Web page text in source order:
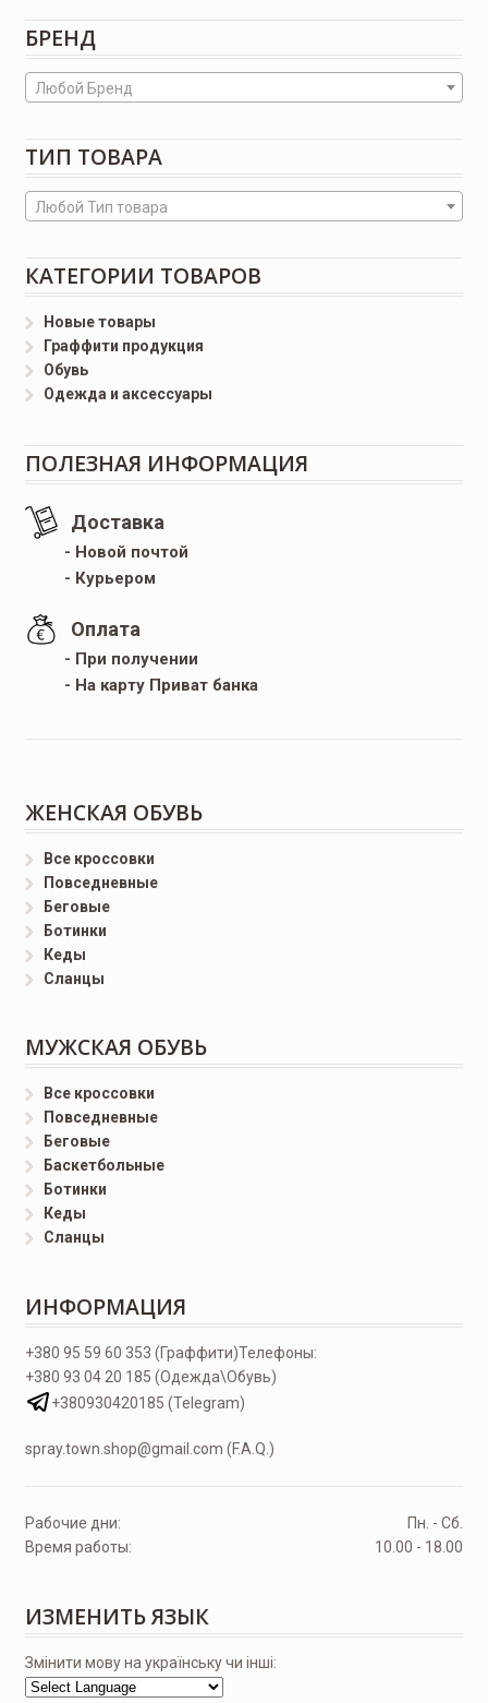
БРЕНД
Любой Бренд
ТИП ТОВАРА
Любой Тип товара
КАТЕГОРИИ ТОВАРОВ
Новые товары
Граффити продукция
Обувь
Одежда и аксессуары
ПОЛЕЗНАЯ ИНФОРМАЦИЯ
Доставка
- Новой почтой
- Курьером
Оплата
- При получении
- На карту Приват банка
ЖЕНСКАЯ ОБУВЬ
Все кроссовки
Повседневные
Беговые
Ботинки
Кеды
Сланцы
МУЖСКАЯ ОБУВЬ
Все кроссовки
Повседневные
Беговые
Баскетбольные
Ботинки
Кеды
Сланцы
ИНФОРМАЦИЯ
Телефоны:
+380 95 59 60 353 (Граффити)
+380 93 04 20 185 (Одежда\Обувь)
+380930420185 (Telegram)
spray.town.shop@gmail.com (F.A.Q.)
Рабочие дни:
Пн. - Сб.
Время работы:
10.00 - 18.00
ИЗМЕНИТЬ ЯЗЫК
Змінити мову на українську чи інші: